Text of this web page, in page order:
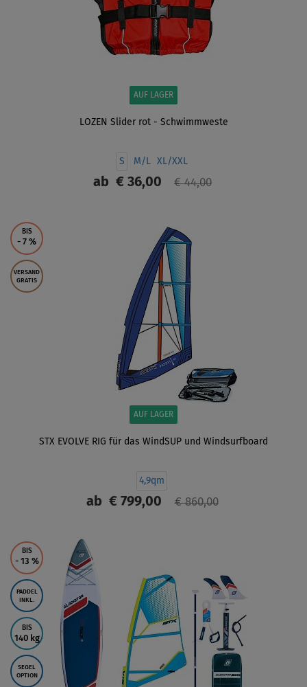
AUF LAGER
LOZEN Slider rot - Schwimmweste
S M/L XL/XXL
ab € 36,00 € 44,00
BIS
- 7 %
VERSAND
GRATIS
AUF LAGER
STX EVOLVE RIG für das WindSUP und Windsurfboard
4,9qm
ab€ 799,00 € 860,00
BIS
- 13 %
PADDEL
INKL.
BIS
140 kg
SEGEL
OPTION